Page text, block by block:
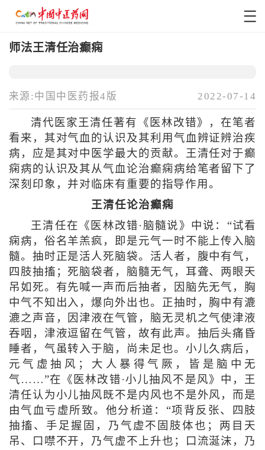
师法王清任治癫痫
来源:中国中医药报4版 2022-07-14
清代医家王清任著有《医林改错》，在笔者
看来，其对气血的认识及其利用气血辨证辨治疾
病，应是其对中医学最大的贡献。王清任对于癫
痫病的认识及其从气血论治癫痫病给笔者留下了
深刻印象，并对临床有重要的指导作用。
王清任论治癫痫
王清任在《医林改错·脑髓说》中说：“试看
痫病，俗名羊羔疯，即是元气一时不能上传入脑
髓。抽时正是活人死脑袋。活人者，腹中有气，
四肢抽搐；死脑袋者，脑髓无气，耳聋、两眼天
吊如死。有先喊一声而后抽者，因脑先无气，胸
中气不知出入，爆向外出也。正抽时，胸中有漉
漉之声音，因津液在气管，脑无灵机之气使津液
吞咽，津液逗留在气管，故有此声。抽后头痛昏
睡者，气虽转入于脑，尚未足也。小儿久病后，
元气虚抽风；大人暴得气厥，皆是脑中无
气……”在《医林改错·小儿抽风不是风》中，王
清任认为小儿抽风既不是内风也不是外风，而是
由气血亏虚所致。他分析道：“项背反张、四肢
抽搐、手足握固，乃气虚不固肢体也；两目天
吊、口噤不开，乃气虚不上升也；口流涎沫，乃